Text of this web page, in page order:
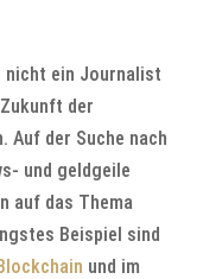
nicht ein Journalist
der
Auf der Suche nach
und geldgeile
auf das Thema
Beispiel sind
und im